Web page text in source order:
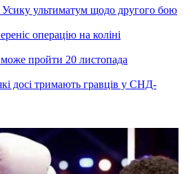
ультиматум щодо другого бою
операцію на коліні
пройти 20 листопада
досі тримають гравців у СНД-